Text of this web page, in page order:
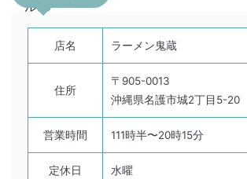
店名 ラーメン鬼蔵
住所
〒905-0013
沖縄県名護市城2丁目5-20
営業時間 111時半〜20時15分
定休日 水曜